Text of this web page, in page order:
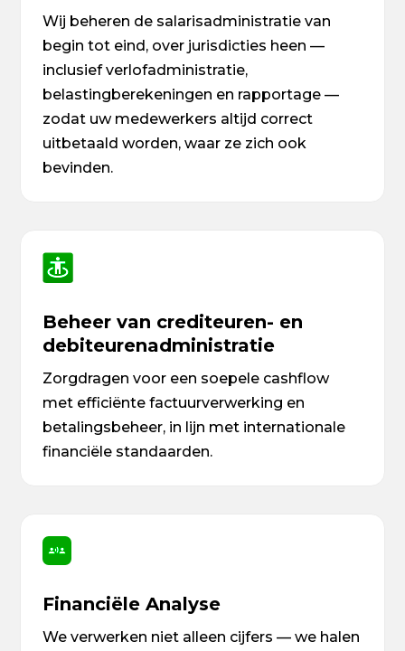
Wij beheren de salarisadministratie van
begin tot eind, over jurisdicties heen —
inclusief verlofadministratie,
belastingberekeningen en rapportage —
zodat uw medewerkers altijd correct
uitbetaald worden, waar ze zich ook
bevinden.
Beheer van crediteuren- en
debiteurenadministratie
Zorgdragen voor een soepele cashflow
met efficiënte factuurverwerking en
betalingsbeheer, in lijn met internationale
financiële standaarden.
Financiële Analyse
We verwerken niet alleen cijfers — we halen